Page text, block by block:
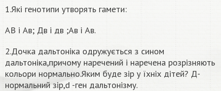
1.Які генотипи утворять гамети:
АВ і Ав; Дв і дв ;Ав і Ав.
2.Дочка дальтоніка одружується з сином
дальтоніка,причому наречений і наречена розрізняють
кольори нормально.Яким буде зір у їхніх дітей? Д-
нормальний зір,d -ген дальтонізму.